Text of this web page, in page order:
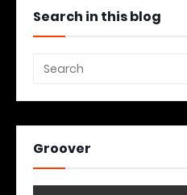
Search in this blog
Groover